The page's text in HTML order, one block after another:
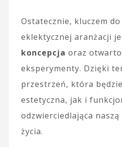
Ostatecznie, kluczem
eklektycznej aranżacji
koncepcja oraz
eksperymenty. Dzięki
przestrzeń, która
estetyczna, jak i
odzwierciedlająca
życia.